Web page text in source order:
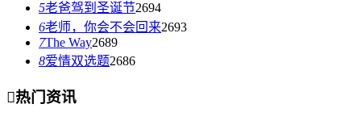
5老爸驾到圣诞节2694
6老师，你会不会回来2693
7The Way2689
8爱情双选题2686
热门资讯